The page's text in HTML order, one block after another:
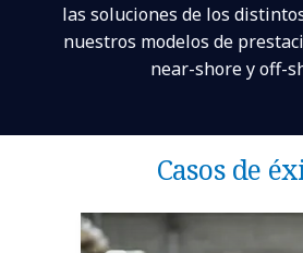
las soluciones de los
nuestros modelos de
near-shore y off-
Casos de